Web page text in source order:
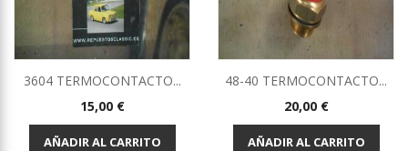
3604 TERMOCONTACTO...
Precio
15,00 €
AÑADIR AL CARRITO
48-40 TERMOCONTACTO...
Precio
20,00 €
AÑADIR AL CARRITO